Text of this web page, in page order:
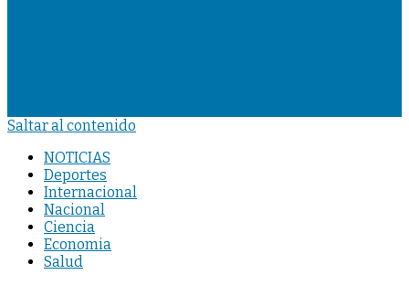
Saltar al contenido
NOTICIAS
Deportes
Internacional
Nacional
Ciencia
Economia
Salud